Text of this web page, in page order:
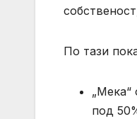
По тази
„Мека“
под